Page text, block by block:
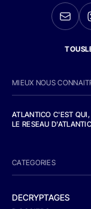
MIEUX NOUS
ATLANTICO C'EST
LE RESEAU
CATEGORIES
DECRYPTAGES